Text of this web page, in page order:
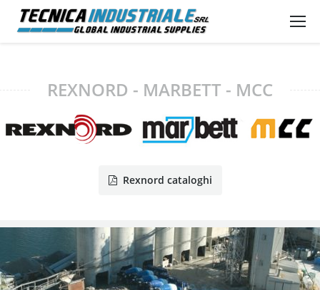
REXNORD - MARBETT - MCC
Rexnord cataloghi